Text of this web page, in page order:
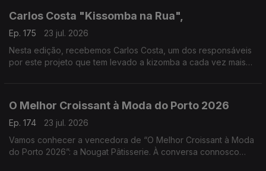
Carlos Costa "Kissomba na Rua",
Ep. 175
23 jul. 2026
Nesta edição, recebemos Carlos Costa, um dos responsáveis
por este projeto que tem levado a kizomba a cada vez mais
O Melhor Croissant à Moda do Porto 2026
Ep. 174
23 jul. 2026
Vamos conhecer a vencedora de “O Melhor Croissant à Moda
do Porto 2026”: a Nougat Pâtisserie. À conversa connosco